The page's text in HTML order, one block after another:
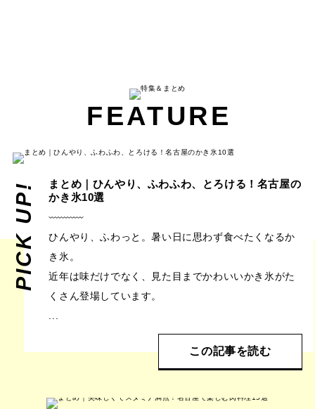
FEATURE
PICK UP!
まとめ｜ひんやり、ふわふわ、とろける！名古屋の
かき氷10選
ひんやり、ふわっと。暑い日に思わず食べたくなるか
き氷。
近年は味だけでなく、見た目までかわいいかき氷がた
くさん登場しています。
この記事を読む